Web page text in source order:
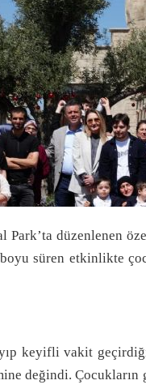
Park’ta düzenlenen
süren etkinlikte
keyifli vakit
değindi. Çocukların